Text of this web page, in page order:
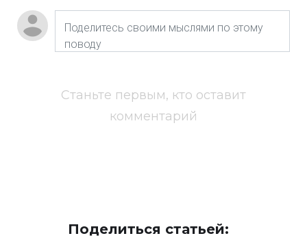
Станьте первым, кто оставит
комментарий
Поделиться статьей: